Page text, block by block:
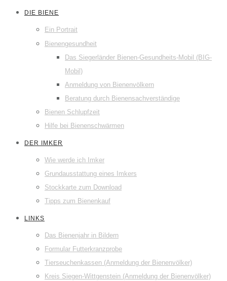
DIE BIENE
Ein Portrait
Bienengesundheit
Das Siegerländer Bienen-Gesundheits-Mobil (BIG-
Mobil)
Anmeldung von Bienenvölkern
Beratung durch Bienensachverständige
Bienen Schlupfzeit
Hilfe bei Bienenschwärmen
DER IMKER
Wie werde ich Imker
Grundausstattung eines Imkers
Stockkarte zum Download
Tipps zum Bienenkauf
LINKS
Das Bienenjahr in Bildern
Formular Futterkranzprobe
Tierseuchenkassen (Anmeldung der Bienenvölker)
Kreis Siegen-Wittgenstein (Anmeldung der Bienenvölker)